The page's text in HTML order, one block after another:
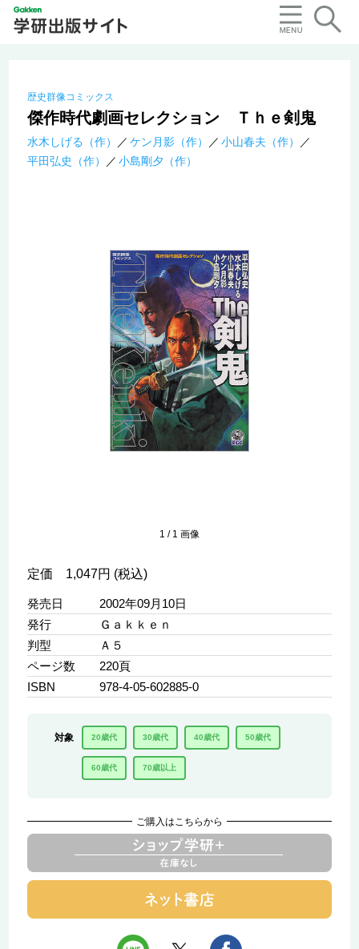
歴史群像コミックス
傑作時代劇画セレクション Ｔｈｅ剣鬼
水木しげる（作） ケン月影（作）
小山春夫（作）
平田弘史（作）
小島剛夕（作）
1 / 1 画像
定価 1,047円 (税込)
発売日
2002年09月10日
発行
Ｇａｋｋｅｎ
判型
Ａ５
ページ数
220頁
ISBN
978-4-05-602885-0
対象 20歳代 30歳代 40歳代 50歳代
60歳代 70歳以上
ご購入はこちらから